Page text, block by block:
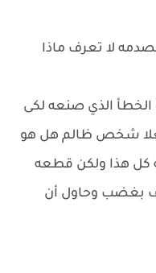
لا تعرف ماذا
الذي صنعه لكى
شخص ظالم هل هو
كل هذا ولكن قطعه
بغضب وحاول أن